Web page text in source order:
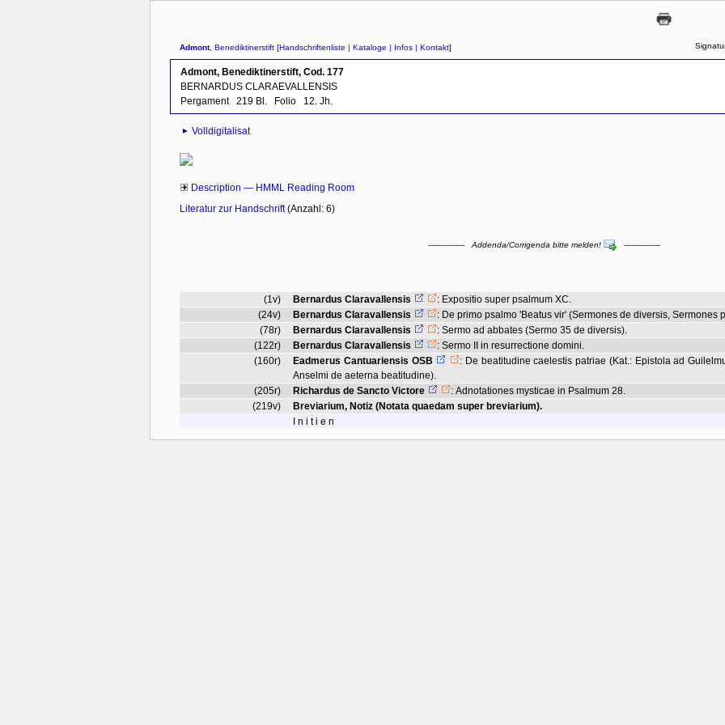
Admont, Benediktinerstift [Handschriftenliste | Kataloge | Infos | Kontakt]
Admont, Benediktinerstift, Cod. 177
BERNARDUS CLARAEVALLENSIS
Pergament
219 Bl. Folio 12. Jh.
Volldigitalisat
Description — HMML Reading Room
Literatur zur Handschrift(Anzahl: 6)
--------------- Addenda/Corrigenda bitte melden! ---------------
(1v) Bernardus Claravallensis : Expositio super psalmum XC.
(24v)
Bernardus Claravallensis : De primo psalmo 'Beatus vir' (Sermones de diversis, Sermones
(78r)
Bernardus Claravallensis : Sermo ad abbates (Sermo 35 de diversis).
(122r)
Bernardus Claravallensis : Sermo II in resurrectione domini.
(160r)
Eadmerus Cantuariensis OSB : De beatitudine caelestis patriae (Kat.: Epistola ad
Anselmi de aeterna beatitudine).
(205r)
Richardus de Sancto Victore : Adnotationes mysticae in Psalmum 28.
(219v)
Breviarium, Notiz (Notata quaedam super breviarium).
I n i t i e n